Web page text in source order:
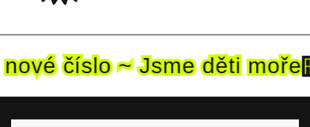
číslo ~ Jsme děti moře